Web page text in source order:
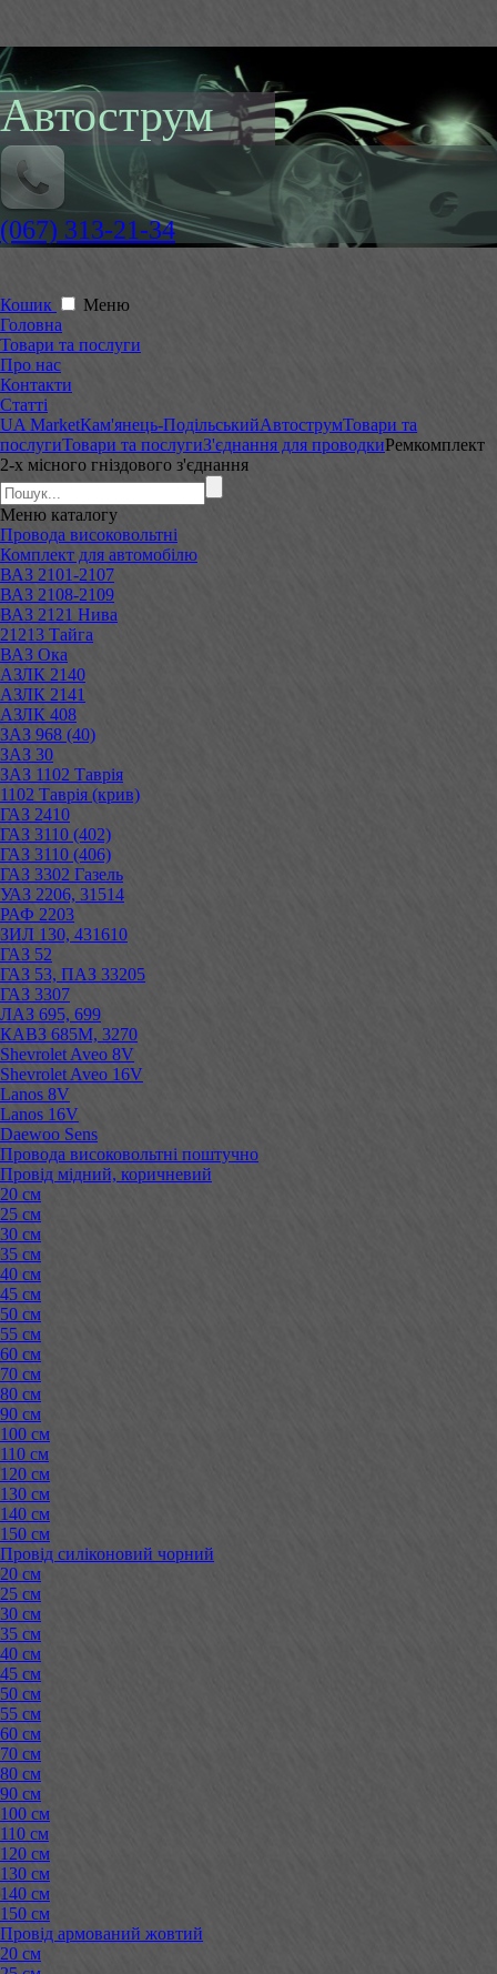
Автострум
(067) 313-21-34
Кошик
Меню
Головна
Товари та послуги
Про нас
Контакти
Статті
UA MarketКам'янець-ПодільськийАвтострумТовари та
послугиТовари та послугиЗ'єднання для проводкиРемкомплект
2-х місного гніздового з'єднання
Меню каталогу
Провода високовольтні
Комплект для автомобілю
ВАЗ 2101-2107
ВАЗ 2108-2109
ВАЗ 2121 Нива
21213 Тайга
ВАЗ Ока
АЗЛК 2140
АЗЛК 2141
АЗЛК 408
ЗАЗ 968 (40)
ЗАЗ 30
ЗАЗ 1102 Таврія
1102 Таврія (крив)
ГАЗ 2410
ГАЗ 3110 (402)
ГАЗ 3110 (406)
ГАЗ 3302 Газель
УАЗ 2206, 31514
РАФ 2203
ЗИЛ 130, 431610
ГАЗ 52
ГАЗ 53, ПАЗ 33205
ГАЗ 3307
ЛАЗ 695, 699
КАВЗ 685М, 3270
Shevrolet Aveo 8V
Shevrolet Aveo 16V
Lanos 8V
Lanos 16V
Daewoo Sens
Провода високовольтні поштучно
Провід мідний, коричневий
20 см
25 см
30 см
35 см
40 см
45 см
50 см
55 см
60 см
70 см
80 см
90 см
100 см
110 см
120 см
130 см
140 см
150 см
Провід силіконовий чорний
20 см
25 см
30 см
35 см
40 см
45 см
50 см
55 см
60 см
70 см
80 см
90 см
100 см
110 см
120 см
130 см
140 см
150 см
Провід армований жовтий
20 см